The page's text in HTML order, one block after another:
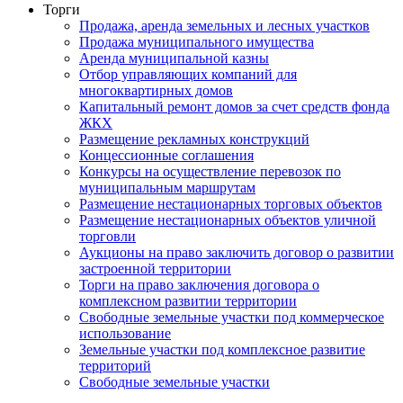
Торги
Продажа, аренда земельных и лесных участков
Продажа муниципального имущества
Аренда муниципальной казны
Отбор управляющих компаний для
многоквартирных домов
Капитальный ремонт домов за счет средств фонда
ЖКХ
Размещение рекламных конструкций
Концессионные соглашения
Конкурсы на осуществление перевозок по
муниципальным маршрутам
Размещение нестационарных торговых объектов
Размещение нестационарных объектов уличной
торговли
Аукционы на право заключить договор о развитии
застроенной территории
Торги на право заключения договора о
комплексном развитии территории
Свободные земельные участки под коммерческое
использование
Земельные участки под комплексное развитие
территорий
Свободные земельные участки